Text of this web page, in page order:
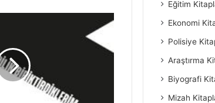
Eğitim
Ekonomi
Polisiye
Araştırma
Biyografi
Mizah